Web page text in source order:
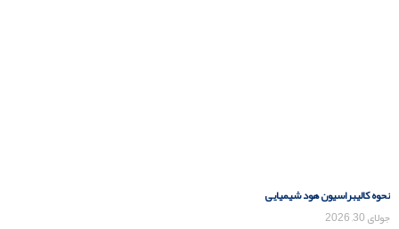
نحوه کالیبراسیون هود شیمیایی
جولای 30, 2026